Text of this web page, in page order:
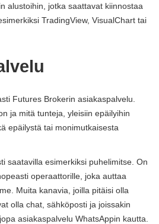
alustoihin, jotka saattavat kiinnostaa
TradingView, VisualChart tai
Futures Brokerin asiakaspalvelu.
ja mitä tunteja, yleisiin epäilyihin
epäilystä tai monimutkaisesta
saatavilla esimerkiksi puhelimitse. On
operaattorille, joka auttaa
Muita kanavia, joilla pitäisi olla
olla chat, sähköposti ja joissakin
asiakaspalvelu WhatsAppin kautta.